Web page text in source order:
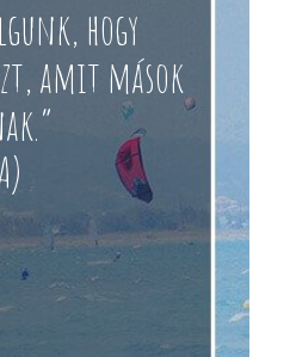
hogy
amit mások